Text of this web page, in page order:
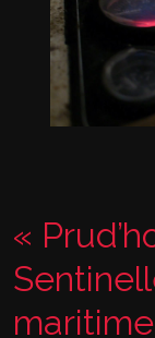
SPECTACLE
«